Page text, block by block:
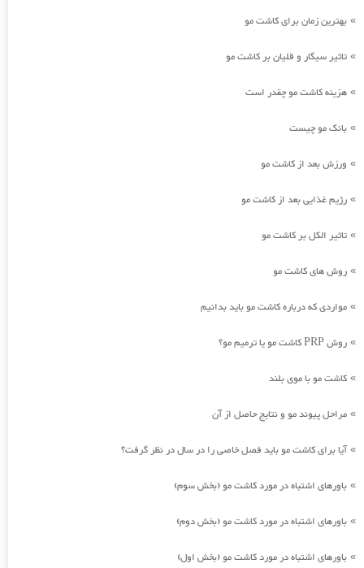
» بهترین زمان برای کاشت مو
» تاثیر سیگار و قلیان بر کاشت مو
» هزینه کاشت مو چقدر است
» بانک مو چیست
» ورزش بعد از کاشت مو
» رژیم غذایی بعد از کاشت مو
» تاثیر الکل بر کاشت مو
» روش های کاشت مو
» مواردی که درباره کاشت مو باید بدانیم
» روش PRP کاشت مو یا ترمیم مو؟
» کاشت مو با موی بلند
» مراحل پیوند مو و نتایج حاصل از آن
»آیا برای کاشت مو باید فصل خاصی را در سال در نظر گرفت؟
» باورهای اشتباه در مورد کاشت مو (بخش سوم)
» باورهای اشتباه در مورد کاشت مو (بخش دوم)
» باورهای اشتباه در مورد کاشت مو (بخش اول)